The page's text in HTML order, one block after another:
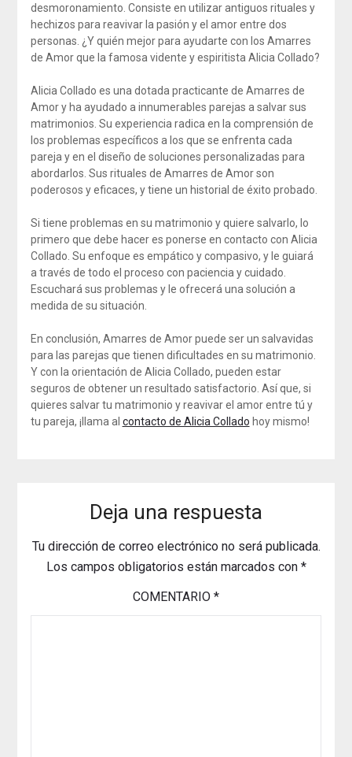
desmoronamiento. Consiste en utilizar antiguos rituales y
hechizos para reavivar la pasión y el amor entre dos
personas. ¿Y quién mejor para ayudarte con los Amarres
de Amor que la famosa vidente y espiritista Alicia Collado?
Alicia Collado es una dotada practicante de Amarres de
Amor y ha ayudado a innumerables parejas a salvar sus
matrimonios. Su experiencia radica en la comprensión de
los problemas específicos a los que se enfrenta cada
pareja y en el diseño de soluciones personalizadas para
abordarlos. Sus rituales de Amarres de Amor son
poderosos y eficaces, y tiene un historial de éxito probado.
Si tiene problemas en su matrimonio y quiere salvarlo, lo
primero que debe hacer es ponerse en contacto con Alicia
Collado. Su enfoque es empático y compasivo, y le guiará
a través de todo el proceso con paciencia y cuidado.
Escuchará sus problemas y le ofrecerá una solución a
medida de su situación.
En conclusión, Amarres de Amor puede ser un salvavidas
para las parejas que tienen dificultades en su matrimonio.
Y con la orientación de Alicia Collado, pueden estar
seguros de obtener un resultado satisfactorio. Así que, si
quieres salvar tu matrimonio y reavivar el amor entre tú y
tu pareja, ¡llama al contacto de Alicia Collado hoy mismo!
Deja una respuesta
Tu dirección de correo electrónico no será publicada.
Los campos obligatorios están marcados con *
COMENTARIO *